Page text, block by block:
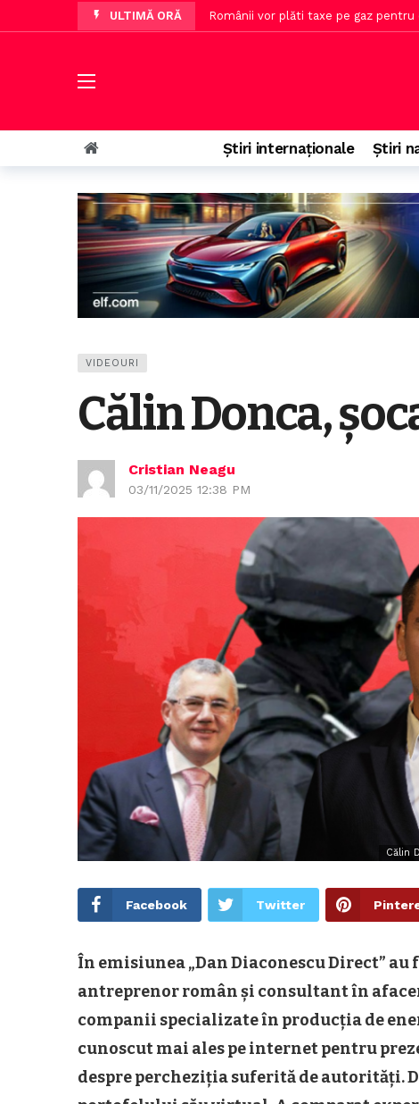
ULTIMĂ ORĂ Românii vor plăti taxe pe gaz
Temperaturi record ale apei mării în
Ion Cristoiu afirmă că jumătate din
Știri internaționale Știri
VIDEOURI
Călin Donca,
Cristian Neagu
03/11/2025 12:38 PM
Călin
Facebook Twitter
În emisiunea„Dan Diaconescu Direct” au
antreprenor român și consultant în
companii specializate în producția de
cunoscut mai ales pe internet pentru
despre percheziția suferită de autorități.